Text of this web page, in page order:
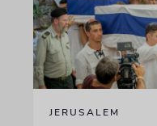
JERUSALEM